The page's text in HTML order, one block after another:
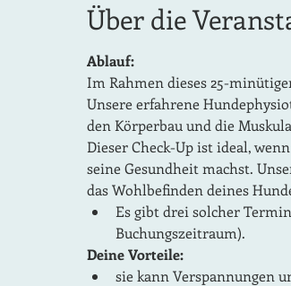
Über die
Ablauf:
Im Rahmen dieses 25-
Unsere erfahrene
den Körperbau und die
Dieser Check-Up ist ideal,
seine Gesundheit machst.
das Wohlbefinden deines
Es gibt drei solcher
Buchungszeitraum).
Deine Vorteile:
sie kann Verspannungen